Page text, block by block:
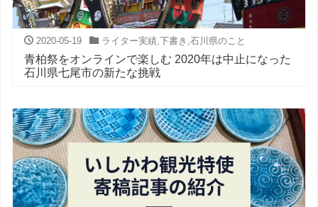
2020-05-19 ライター実績,下書き ,石川県のこと
青柏祭をオンラインで楽しむ 2020年は中止になった
石川県七尾市の新たな挑戦